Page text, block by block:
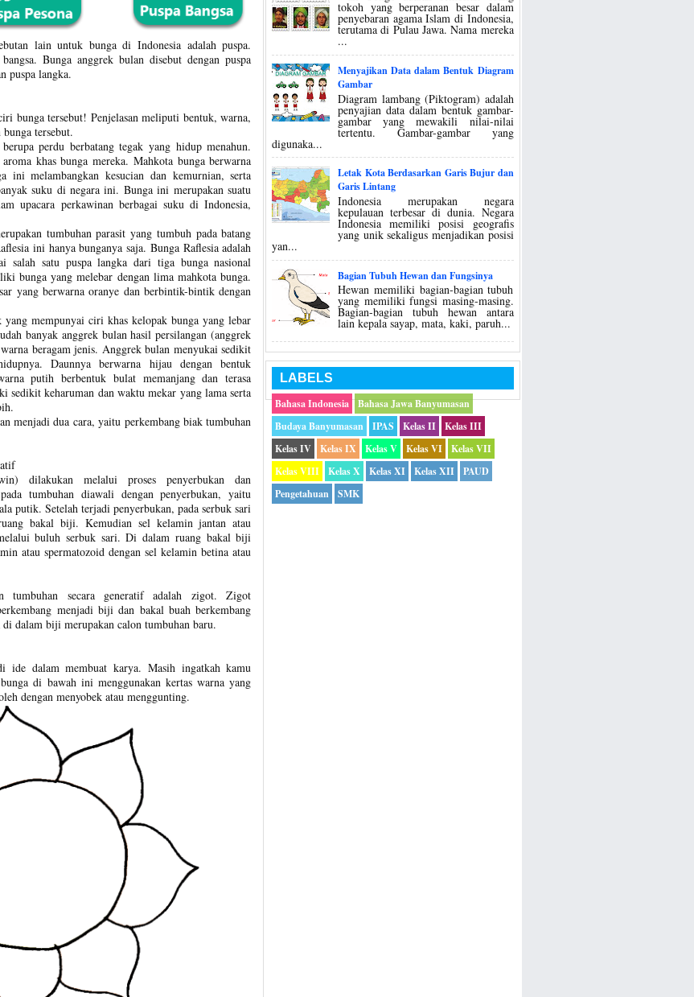
lain untuk bunga di Indonesia adalah puspa.
Bunga anggrek bulan disebut dengan puspa
puspa langka.
bunga tersebut! Penjelasan meliputi bentuk, warna,
tersebut.
perdu berbatang tegak yang hidup menahun.
khas bunga mereka. Mahkota bunga berwarna
ini melambangkan kesucian dan kemurnian, serta
suku di negara ini. Bunga ini merupakan suatu
upacara perkawinan berbagai suku di Indonesia,
tumbuhan parasit yang tumbuh pada batang
ini hanya bunganya saja. Bunga Raflesia adalah
salah satu puspa langka dari tiga bunga nasional
bunga yang melebar dengan lima mahkota bunga.
yang berwarna oranye dan berbintik-bintik dengan
mempunyai ciri khas kelopak bunga yang lebar
banyak anggrek bulan hasil persilangan (anggrek
beragam jenis. Anggrek bulan menyukai sedikit
Daunnya berwarna hijau dengan bentuk
putih berbentuk bulat memanjang dan terasa
sedikit keharuman dan waktu mekar yang lama serta
menjadi dua cara, yaitu perkembang biak tumbuhan
dilakukan melalui proses penyerbukan dan
tumbuhan diawali dengan penyerbukan, yaitu
putik. Setelah terjadi penyerbukan, pada serbuk sari
bakal biji. Kemudian sel kelamin jantan atau
buluh serbuk sari. Di dalam ruang bakal biji
atau spermatozoid dengan sel kelamin betina atau
tumbuhan secara generatif adalah zigot. Zigot
menjadi biji dan bakal buah berkembang
dalam biji merupakan calon tumbuhan baru.
ide dalam membuat karya. Masih ingatkah kamu
di bawah ini menggunakan kertas warna yang
dengan menyobek atau menggunting.
tokoh yang berperanan besar dalam
penyebaran agama Islam di Indonesia,
terutama di Pulau Jawa. Nama mereka
...
Menyajikan Data dalam Bentuk Diagram
Gambar
Diagram lambang (Piktogram) adalah
penyajian data dalam bentuk gambar-
gambar yang mewakili nilai-nilai
tertentu. Gambar-gambar yang
digunaka...
Letak Kota Berdasarkan Garis Bujur dan
Garis Lintang
Indonesia merupakan negara
kepulauan terbesar di dunia. Negara
Indonesia memiliki posisi geografis
yang unik sekaligus menjadikan posisi
yan...
Bagian Tubuh Hewan dan Fungsinya
Hewan memiliki bagian-bagian tubuh
yang memiliki fungsi masing-masing.
Bagian-bagian tubuh hewan antara
lain kepala sayap, mata, kaki, paruh...
LABELS
Bahasa Indonesia
Bahasa Jawa Banyumasan
Budaya Banyumasan
IPAS Kelas II
Kelas III
Kelas IV
Kelas IX Kelas V Kelas VI
Kelas VII
Kelas VIII
Kelas X Kelas XI Kelas XII
PAUD
Pengetahuan
SMK